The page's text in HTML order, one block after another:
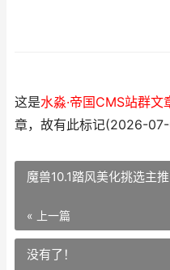
这是水淼·帝国CMS站群文
章，故有此标记(2026-07-
魔兽10.1踏风美化挑选主
« 上一篇
没有了！